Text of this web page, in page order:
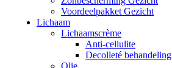
Voordeelpakket Gezicht
Lichaam
Lichaamscrème
Anti-cellulite
Decolleté behandeling